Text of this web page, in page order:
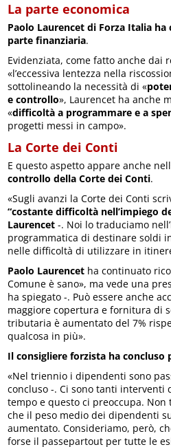
La parte economica
Paolo Laurencet di Forza Italia
parte finanziaria.
Evidenziata, come fatto anche dai
«l’eccessiva lentezza nella
sottolineando la necessità di «
e controllo», Laurencet ha anche
«difficoltà a programmare e a
progetti messi in campo».
La Corte dei Conti
E questo aspetto appare anche
controllo della Corte dei Conti.
«Sugli avanzi la Corte dei Conti
“costante difficoltà nell’impiego
Laurencet -. Noi lo traduciamo
programmatica di destinare soldi
nelle difficoltà di utilizzare in
Paolo Laurencet ha continuato
Comune è sano», ma vede una
ha spiegato -. Può essere anche
maggiore copertura e fornitura di
tributaria è aumentato del 7%
qualcosa in più».
Il consigliere forzista ha concluso
«Nel triennio i dipendenti sono
concluso -. Ci sono tanti interventi
tempo e questo ci preoccupa.
che il peso medio dei dipendenti
aumentato. Consideriamo, però,
forse il passepartout per tutte le